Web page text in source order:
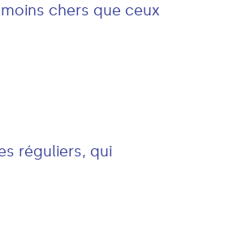
chers que ceux
réguliers, qui